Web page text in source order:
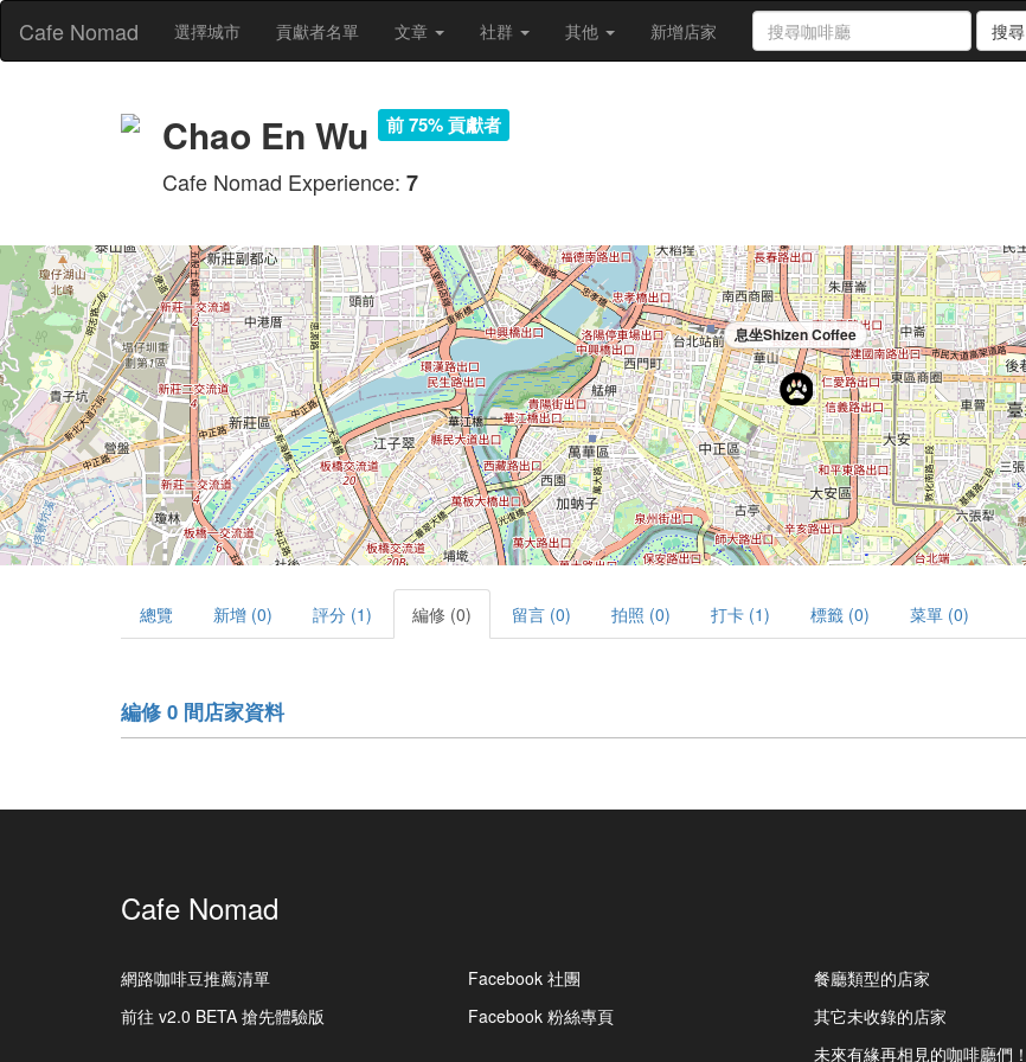
Cafe Nomad 選擇城市 貢獻者名單 文章 社群 其他 新增店家 搜尋
Chao En Wu 前 75% 貢獻者
Cafe Nomad Experience: 7
息坐Shizen Coffee
總覽 新增 (0) 評分 (1) 編修 (0) 留言 (0) 拍照 (0) 打卡 (1) 標籤 (0) 菜單 (0)
編修 0 間店家資料
Cafe Nomad
網路咖啡豆推薦清單
前往 v2.0 BETA 搶先體驗版
Facebook 社團
Facebook 粉絲專頁
餐廳類型的店家
其它未收錄的店家
未來有緣再相見的咖啡廳們！